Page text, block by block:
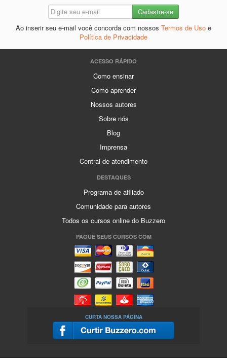
Ao inserir seu e-mail você concorda com nossos Termos de Uso e
Política de Privacidade
ACESSO RÁPIDO
Como ensinar
Como aprender
Nossos autores
Sobre nós
Blog
Imprensa
Central de atendimento
DESTAQUES
Programa de afiliado
Comunidade para autores
Todos os cursos online do Buzzero
PAGUE SEUS CURSOS COM
CURTA NOSSA PÁGINA